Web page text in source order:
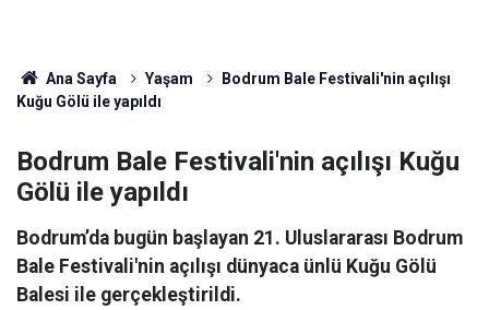
Ana Sayfa Yaşam
Bodrum Bale Festivali'nin açılışı
Kuğu Gölü ile yapıldı
Bodrum Bale Festivali'nin açılışı Kuğu
Gölü ile yapıldı
Bodrum’da bugün başlayan 21. Uluslararası Bodrum
Bale Festivali'nin açılışı dünyaca ünlü Kuğu Gölü
Balesi ile gerçekleştirildi.